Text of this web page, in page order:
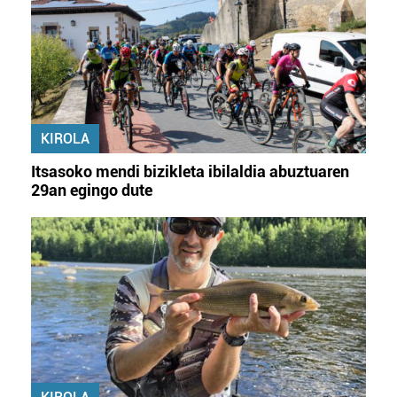
erabiltzeko baimen esplizitua ematen diguzu.Gehiago
irakurri
KIROLA
Itsasoko mendi bizikleta ibilaldia abuztuaren
29an egingo dute